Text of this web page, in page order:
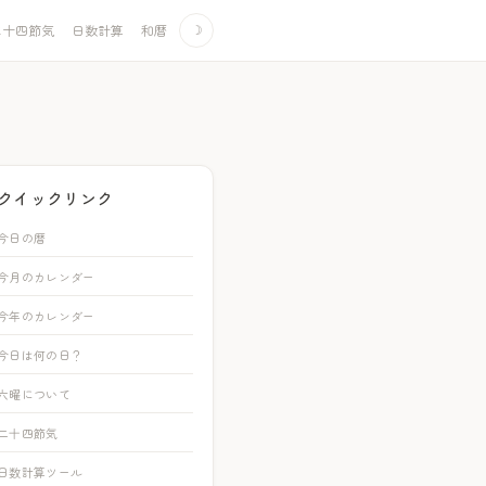
四節気 日数計算 和暦 ☽
クイックリンク
日の暦
月のカレンダー
年のカレンダー
日は何の日？
曜について
十四節気
日数計算ツール